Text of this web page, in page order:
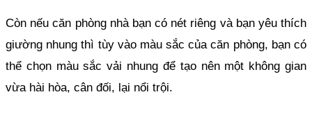
Còn nếu căn phòng nhà bạn có nét riêng và bạn yêu thích
giường nhung thì tùy vào màu sắc của căn phòng, bạn có
thể chọn màu sắc vải nhung để tạo nên một không gian
vừa hài hòa, cân đối, lại nổi trội.